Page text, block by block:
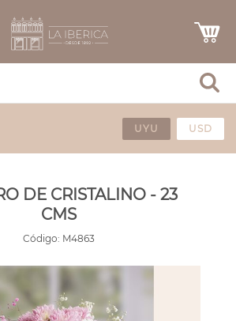
UYU USD
DE CRISTALINO - 23
CMS
Código: M4863